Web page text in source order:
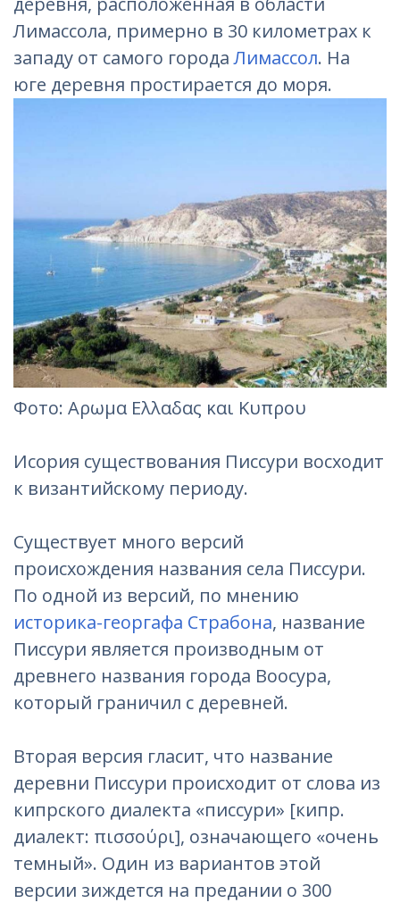
Лимассола, примерно в 30 километрах к
западу от самого городаЛимассол. На
юге деревня простирается до моря.
Фотo: Αρωμα Ελλαδας και Κυπρου
Исория существования Писсури восходит
к византийскому периоду.
Существует много версий
происхождения названия села Писсури.
По одной из версий, по мнению
историка-георгафа Страбона, название
Писсури является производным от
древнего названия города Воосура,
который граничил с деревней.
Вторая версия гласит, что название
деревни Писсури происходит от слова из
кипрского диалекта «писсури» [кипр.
диалект: πισσούρι], означающего «очень
темный». Один из вариантов этой
версии зиждется на предании о 300